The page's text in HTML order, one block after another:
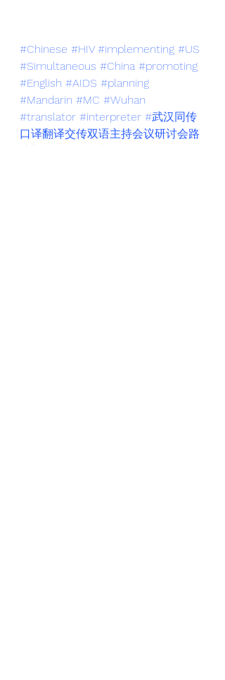
#Chinese #HIV #implementing #US
#Simultaneous #China #promoting
#English #AIDS #planning
#Mandarin #MC #Wuhan
#translator #interpreter #武汉同传
口译翻译交传双语主持会议研讨会路